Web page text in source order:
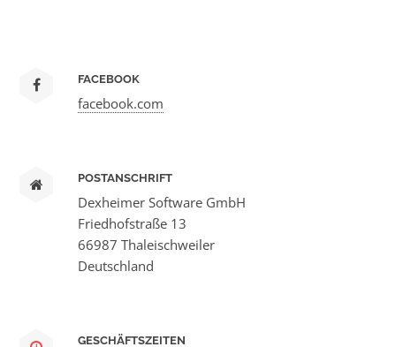
FACEBOOK
facebook.com
POSTANSCHRIFT
Dexheimer Software GmbH
Friedhofstraße 13
66987 Thaleischweiler
Deutschland
GESCHÄFTSZEITEN